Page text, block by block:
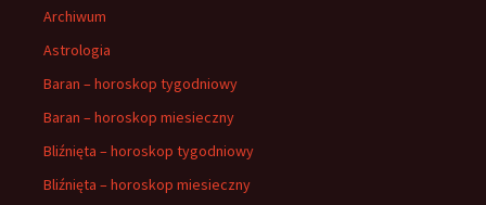
Archiwum
Astrologia
Baran – horoskop tygodniowy
Baran – horoskop miesieczny
Bliźnięta – horoskop tygodniowy
Bliźnięta – horoskop miesieczny